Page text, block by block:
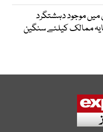
میں موجود دہشتگرد
ممالک کیلئے سنگین